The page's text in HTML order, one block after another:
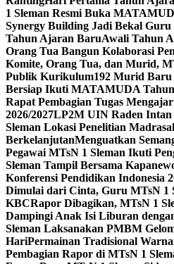
1 Sleman Resmi Buka
Synergy Building Jadi Bekal Guru
Tahun Ajaran BaruAwali Tahun
Orang Tua Bangun Kolaborasi
Komite, Orang Tua, dan Murid,
Publik Kurikulum192 Murid Baru
Bersiap Ikuti MATAMUDA
Rapat Pembagian Tugas
2026/2027LP2M UIN Raden
Sleman Lokasi Penelitian
BerkelanjutanMenguatkan
Pegawai MTsN 1 Sleman Ikuti
Sleman Tampil Bersama
Konferensi Pendidikan Indonesia
Dimulai dari Cinta, Guru MTsN 1
KBCRapor Dibagikan, MTsN 1
Dampingi Anak Isi Liburan
Sleman Laksanakan PMBM
HariPermainan Tradisional
Pembagian Rapor di MTsN 1